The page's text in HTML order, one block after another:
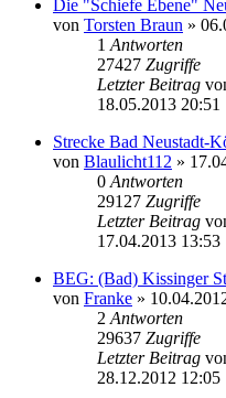
Die "Schiefe Ebene"
von Torsten Braun »
1 Antworten
27427 Zugriffe
Letzter Beitrag
18.05.2013 20:51
Strecke Bad Neustadt-
von Blaulicht112 »
0 Antworten
29127 Zugriffe
Letzter Beitrag
17.04.2013 13:53
BEG: (Bad) Kissinger
von Franke »
2 Antworten
29637 Zugriffe
Letzter Beitrag
28.12.2012 12:05